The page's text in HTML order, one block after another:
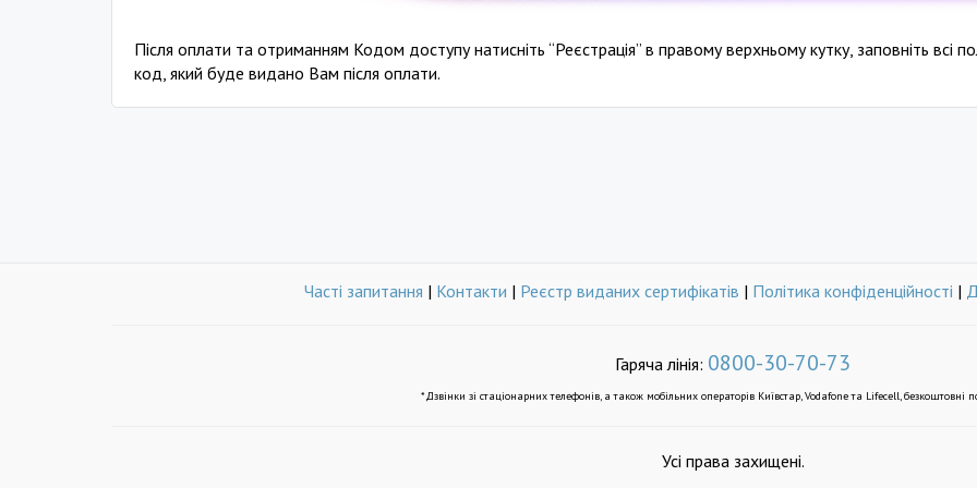
Після оплати та отриманням Кодом доступу натисніть “Реєстрація” в правому верхньому кутку, заповніть всі
код, який буде видано Вам після оплати.
Часті запитання | Контакти | Реєстр виданих сертифікатів | Політика конфіденційності |
Гаряча лінія: 0800-30-70-73
*Дзвінки зі стаціонарних телефонів, а також мобільних операторів Київстар, Vodafone та Lifecell, безкоштовні
Усі права захищені.